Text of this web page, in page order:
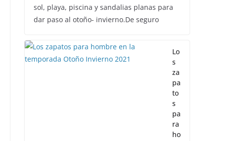
sol, playa, piscina y sandalias planas para
dar paso al otoño- invierno.De seguro
Lo
s
za
pa
to
s
pa
ra
ho